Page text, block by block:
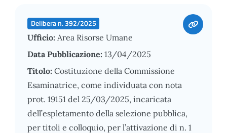
Delibera n. 392/2025
Ufficio: Area Risorse Umane
Data Pubblicazione: 13/04/2025
Titolo: Costituzione della Commissione
Esaminatrice, come individuata con nota
prot. 19151 del 25/03/2025, incaricata
dell’espletamento della selezione pubblica,
per titoli e colloquio, per l’attivazione di n. 1